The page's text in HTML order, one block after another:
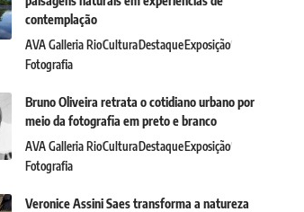
contemplação
AVA Galleria RioCulturaDestaqueExposição
Fotografia
Bruno Oliveira retrata o cotidiano urbano por
meio da fotografia em preto e branco
AVA Galleria RioCulturaDestaqueExposição
Fotografia
Veronice Assini Saes transforma a natureza